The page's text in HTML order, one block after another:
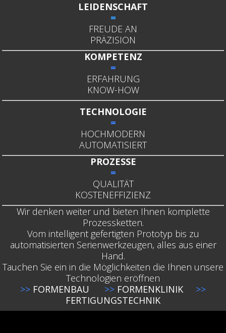
LEIDENSCHAFT
=
FREUDE AN
PRÄZISION
KOMPETENZ
=
ERFAHRUNG
KNOW-HOW
TECHNOLOGIE
=
HOCHMODERN
AUTOMATISIERT
PROZESSE
=
QUALITÄT
KOSTENEFFIZIENZ
Wir denken weiter und bieten Ihnen komplette
Prozessketten.
Vom intelligent gefertigten Prototyp bis zu
automatisierten Serienwerkzeugen, alles aus einer
Hand.
Tauchen Sie ein in die Möglichkeiten die Ihnen unsere
Technologien eröffnen
>> FORMENBAU >> FORMENKLINIK >>
FERTIGUNGSTECHNIK